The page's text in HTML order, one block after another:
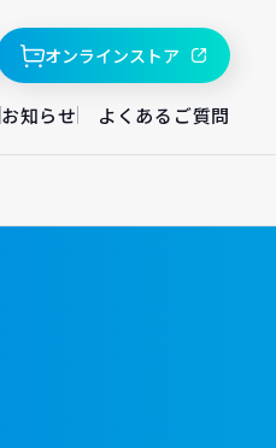
オンラインストア
お知らせ よくあるご質問